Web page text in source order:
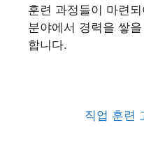
훈련 과정들이 마련
분야에서 경력을 쌓
합니다.
직업 훈련